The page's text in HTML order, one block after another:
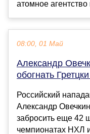
атомное агентство
08:00, 01 Май
Александр
обогнать
Российский
Александр
забросить еще 42
чемпионатах НХЛ